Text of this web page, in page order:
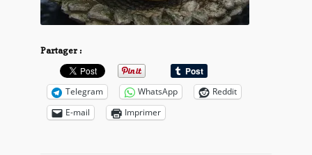
Partager :
Telegram WhatsApp
Reddit
E-mail
Imprimer